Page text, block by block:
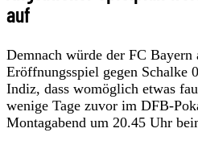
auf
Demnach würde der FC Bayern
Eröffnungsspiel gegen Schalke
Indiz, dass womöglich etwas
wenige Tage zuvor im DFB-
Montagabend um 20.45 Uhr